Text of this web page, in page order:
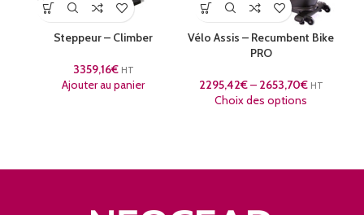
Steppeur – Climber
3359,16€ HT
Ajouter au panier
Vélo Assis – Recumbent Bike
PRO
2295,42€– 2653,70€ HT
Choix des options